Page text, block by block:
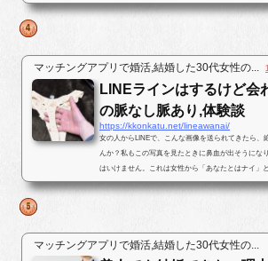
で、そろそろ･･･と思いパートナ...
マッチングアプリで婚活,結婚した30代女性の...
LINEラインはするけど会
の脈なし脈あり,体験談
https://kkonkatu.net/lineawanai/
女の人からLINEで、こんな画像を送られてきたら、
んか？私もこの写真を見たときに鼻血が出そうにな
はいけません。これは女性から「あなたとはナイ」
写真です。最後まで結末を読んで...
マッチングアプリで婚活,結婚した30代女性の...